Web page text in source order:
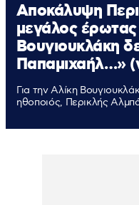
Αποκάλυψη
μεγάλος έρωτας
Βουγιουκλάκη
Παπαμιχαήλ…»
Για την Αλίκη
ηθοποιός, Περικλής